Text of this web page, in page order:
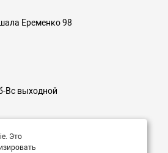
Еременко 98
Вс выходной
Это